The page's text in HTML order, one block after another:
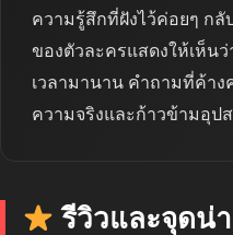
ความรู้สึกที่ฝังไว้ค่อยๆ ก
ของตัวละครแสดงให้เห็น
เวลามานาน คำถามที่ค้าง
ความจริงและก้าวข้ามอุป
รีวิวและจุดน่